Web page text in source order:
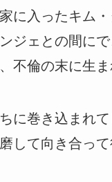
に入ったキム
ジェとの間に
不倫の末に生
に巻き込まれ
して向き合っ